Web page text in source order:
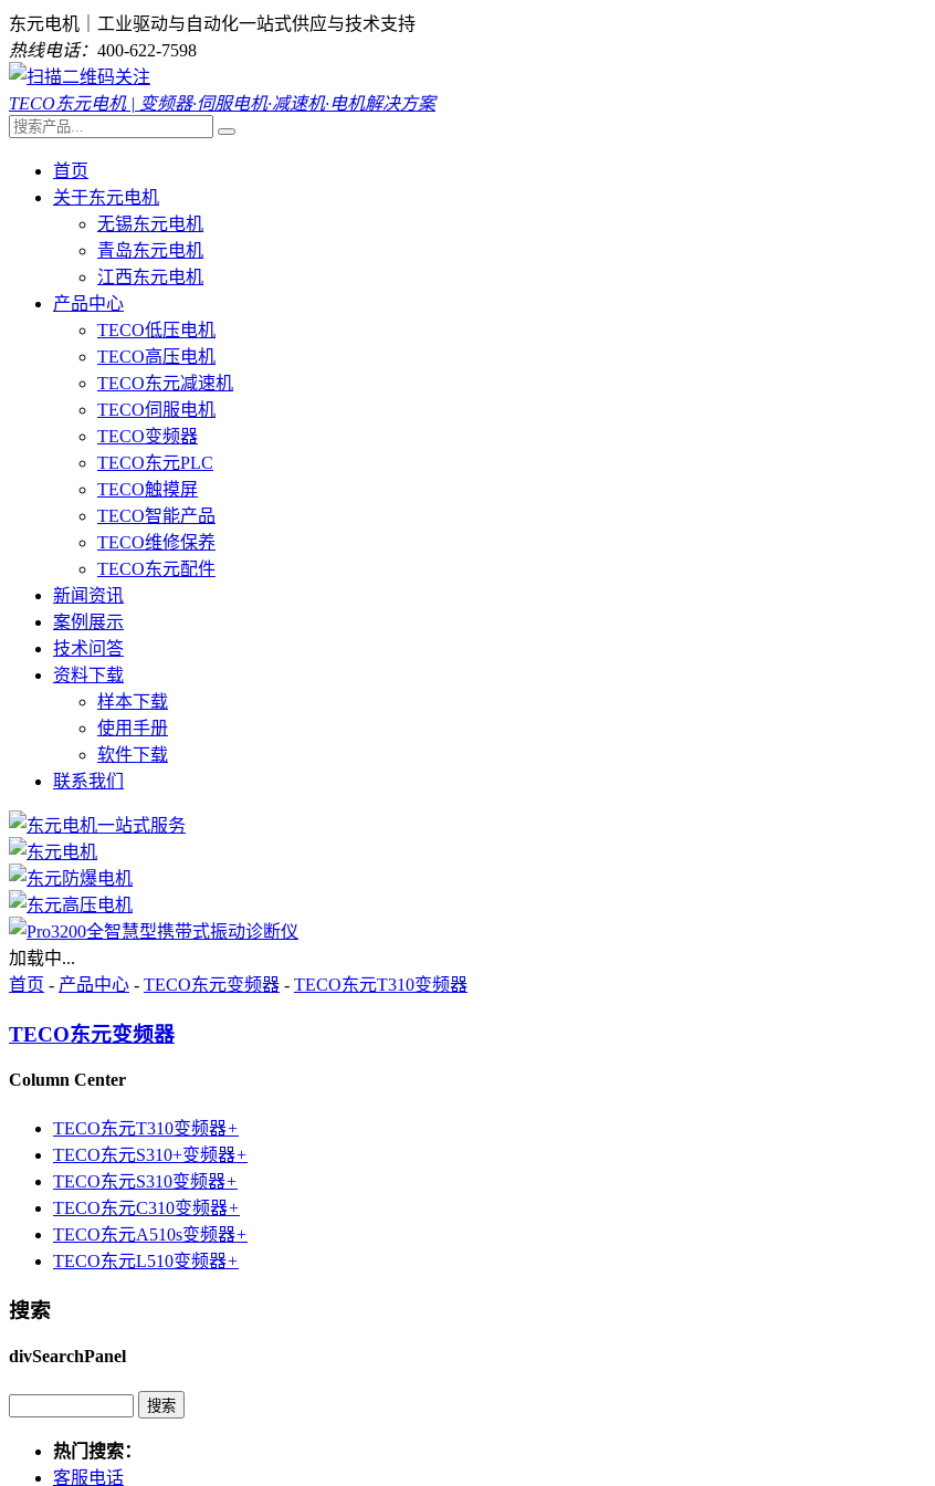
东元电机｜工业驱动与自动化一站式供应与技术支持
热线电话： 400-622-7598
TECO东元电机 | 变频器·伺服电机·减速机·电机解决方案
首页
关于东元电机
无锡东元电机
青岛东元电机
江西东元电机
产品中心
TECO低压电机
TECO高压电机
TECO东元减速机
TECO伺服电机
TECO变频器
TECO东元PLC
TECO触摸屏
TECO智能产品
TECO维修保养
TECO东元配件
新闻资讯
案例展示
技术问答
资料下载
样本下载
使用手册
软件下载
联系我们
加载中...
首页 - 产品中心 - TECO东元变频器 - TECO东元T310变频器
TECO东元变频器
Column Center
TECO东元T310变频器+
TECO东元S310+变频器+
TECO东元S310变频器+
TECO东元C310变频器+
TECO东元A510s变频器+
TECO东元L510变频器+
搜索
divSearchPanel
热门搜索：
客服电话